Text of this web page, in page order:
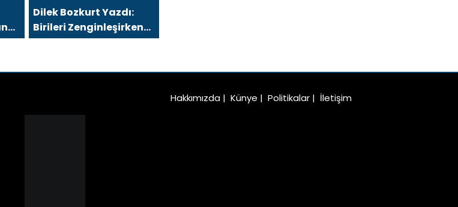
Dilek Bozkurt Yazdı:
Birileri Zenginleşirken
Kimler Eksiliyor?
Hakkımızda | Künye | Politikalar | İletişim